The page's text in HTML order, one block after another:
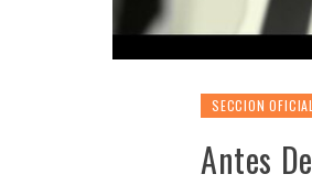
SECCION OFICIAL
Antes